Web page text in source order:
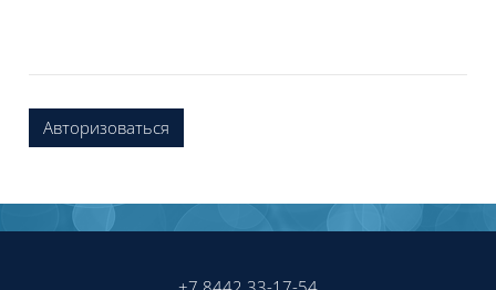
Авторизоваться
Блоки